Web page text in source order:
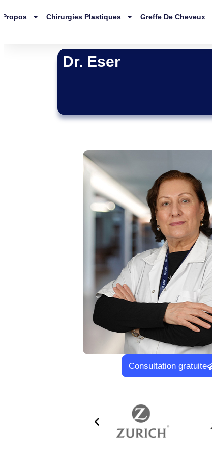
Propos Chirurgies Plastiques Greffe De Cheveux
Dr. Eser
Consultation gratuite